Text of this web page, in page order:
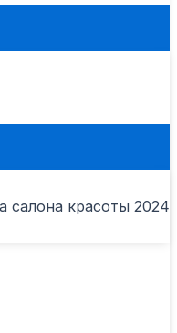
салона красоты 2024